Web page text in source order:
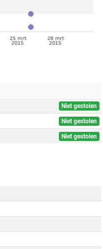
Niet gestolen
Niet gestolen
Niet gestolen